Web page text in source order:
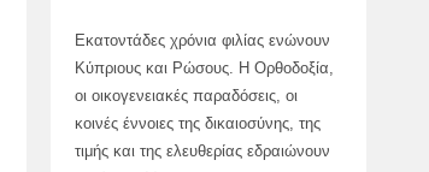
Εκατοντάδες χρόνια φιλίας ενώνουν
Κύπριους και Ρώσους. Η Ορθοδοξία,
οι οικογενειακές παραδόσεις, οι
κοινές έννοιες της δικαιοσύνης, της
τιμής και της ελευθερίας εδραιώνουν